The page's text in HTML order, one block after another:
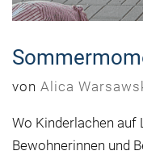
vonAlica
Wo Kinderlachen auf
Bewohnerinnen und